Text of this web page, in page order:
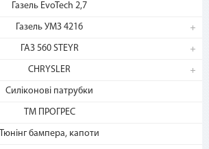
Газель EvoTech 2,7
Газель УМЗ 4216
ГАЗ 560 STEYR
CHRYSLER
Силіконові патрубки
ТМ ПРОГРЕС
Тюнінг бампера, капоти
и положите